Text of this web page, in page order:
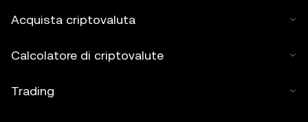
Acquista criptovaluta
Calcolatore di criptovalute
Trading